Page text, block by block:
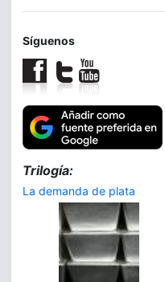
Síguenos
Trilogía:
La demanda de plata